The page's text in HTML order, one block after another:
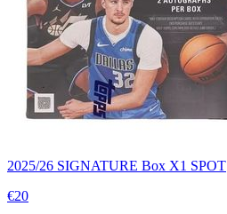
2025/26 SIGNATURE Box X1 SPOT
€20